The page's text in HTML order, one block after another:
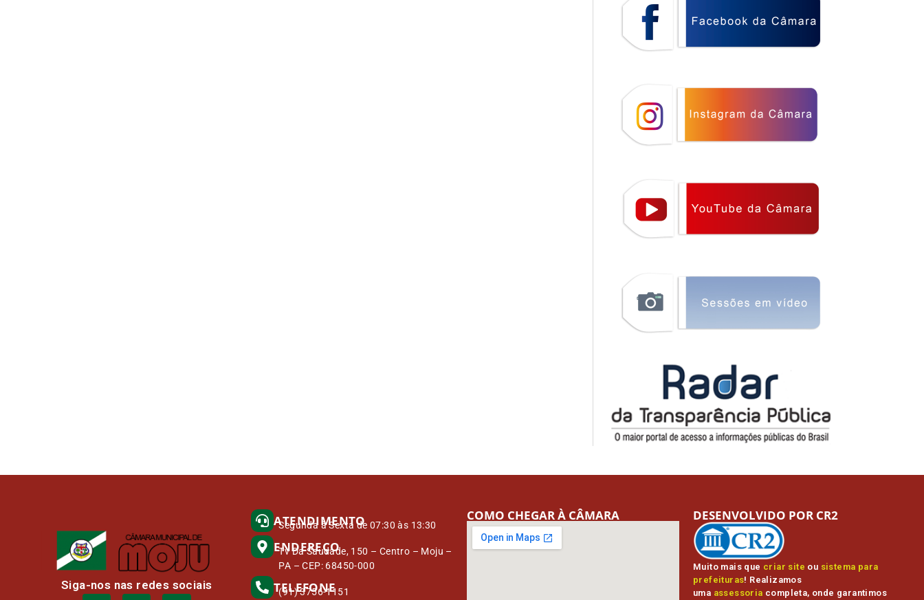
Siga-nos nas redes sociais
ATENDIMENTO
Segunda à Sexta de 07:30 às 13:30
ENDEREÇO
Tv Da Saudade, 150 – Centro – Moju –
PA – CEP: 68450-000
TELEFONE
(91) 3756-1151
COMO CHEGAR À CÂMARA
Muito mais que criar site ou sistema para
prefeituras! Realizamos
uma assessoria completa, onde garantimos
DESENVOLVIDO POR CR2